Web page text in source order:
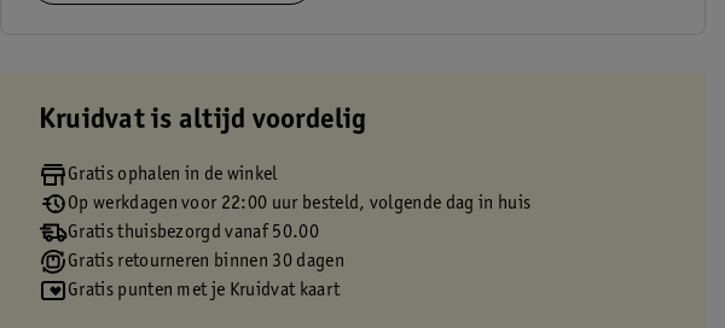
Kruidvat is altijd voordelig
Gratis ophalen in de winkel
Op werkdagen voor 22:00 uur besteld, volgende dag in huis
Gratis thuisbezorgd vanaf 50.00
Gratis retourneren binnen 30 dagen
Gratis punten met je Kruidvat kaart